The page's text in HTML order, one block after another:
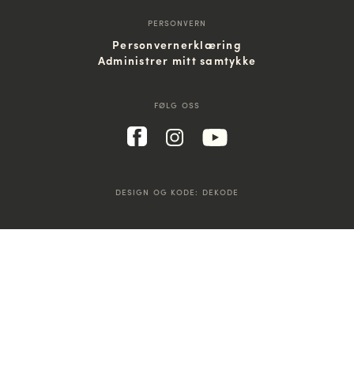
PERSONVERN
Personvernerklæring
Administrer mitt samtykke
FØLG OSS
DESIGN OG KODE: DEKODE